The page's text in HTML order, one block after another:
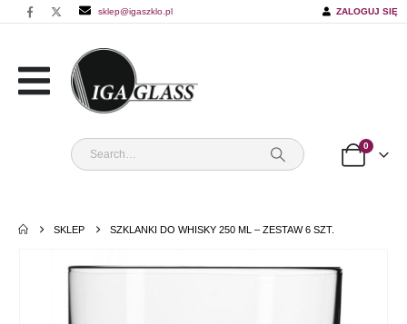
sklep@igaszklo.pl ZALOGUJ SIĘ
0
SKLEP SZKLANKI DO WHISKY 250 ML – ZESTAW 6 SZT.